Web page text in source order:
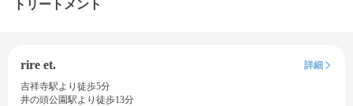
トリートメント
rire et.
詳細
吉祥寺駅より徒歩5分
井の頭公園駅より徒歩13分